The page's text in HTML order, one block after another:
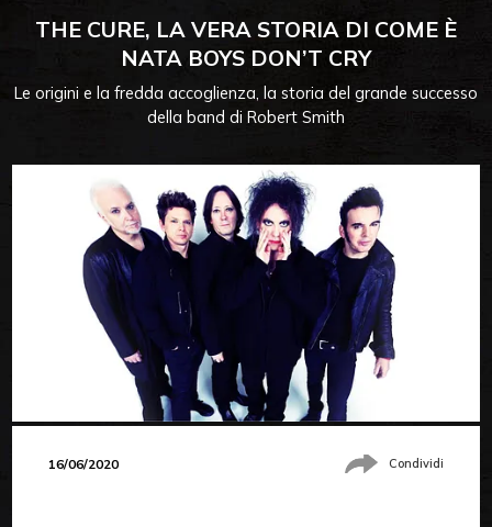
THE CURE, LA VERA STORIA DI COME È
NATA BOYS DON’T CRY
Le origini e la fredda accoglienza, la storia del grande successo
della band di Robert Smith
16/06/2020 Condividi